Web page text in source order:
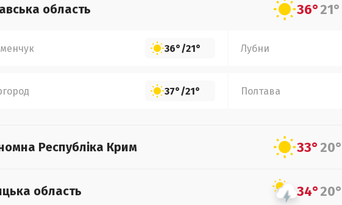
область 36°21°
36°/21° Лубни
37°/21° Полтава
Республіка Крим 33°20°
область 34°20°